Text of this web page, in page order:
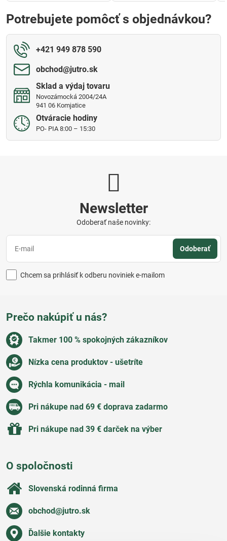
Potrebujete pomôcť s objednávkou?
+421 949 878 590
obchod​@jutro​.sk
Sklad a výdaj tovaru
Novozámocká 2004/24A
941 06 Komjatice
Otváracie hodiny
PO- PIA 8:00 – 15:30
Newsletter
Odoberať naše novinky:
Odoberať
Chcem sa prihlásiť k odberu noviniek e-mailom
Prečo nakúpiť u nás?
Takmer 100 % spokojných zákazníkov
Nízka cena produktov - ušetríte
Rýchla komunikácia - mail
Pri nákupe nad 69 € doprava zadarmo
Pri nákupe nad 39 € darček na výber
O spoločnosti
Slovenská rodinná firma
obchod​@jutro​.sk
Ďalšie kontakty